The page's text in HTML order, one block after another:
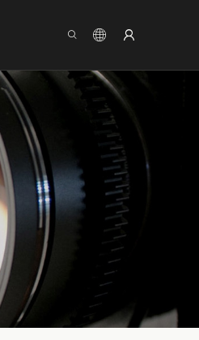
O FIRMIE YUMEYA